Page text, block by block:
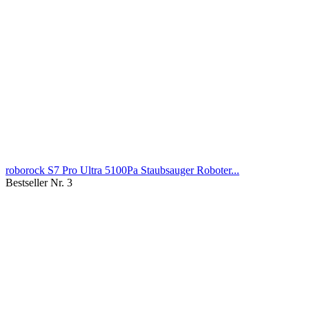
roborock S7 Pro Ultra 5100Pa Staubsauger Roboter...
Bestseller Nr. 3